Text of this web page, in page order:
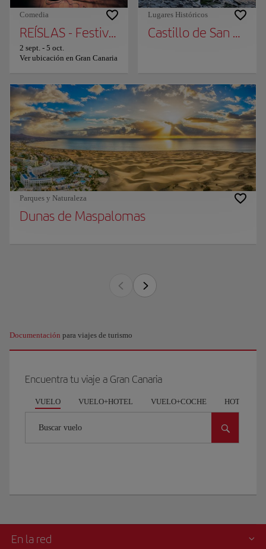
Comedia
REÍSLAS - Festival de Humor 8 Islas
2 sept. - 5 oct.
Ver ubicación en Gran Canaria
Lugares Históricos
Castillo de San
Parques y Naturaleza
Dunas de Maspalomas
Documentación para viajes de turismo
Encuentra tu viaje a Gran Canaria
VUELO VUELO+HOTEL VUELO+COCHE HOTEL
Buscar vuelo
En la red